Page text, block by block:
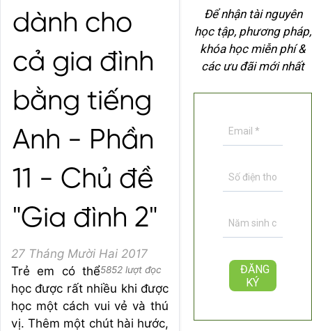
dành cho
cả gia đình
bằng tiếng
Anh - Phần
11 - Chủ đề
"Gia đình 2"
27 Tháng Mười Hai 2017
5852 lượt đọc
Trẻ em có thể
học được rất nhiều khi được
học một cách vui vẻ và thú
vị. Thêm một chút hài hước,
Để nhận tài nguyên
học tập, phương pháp,
khóa học miễn phí &
các ưu đãi mới nhất